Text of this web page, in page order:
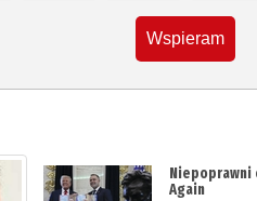
Wspieram
Niepoprawni
Again